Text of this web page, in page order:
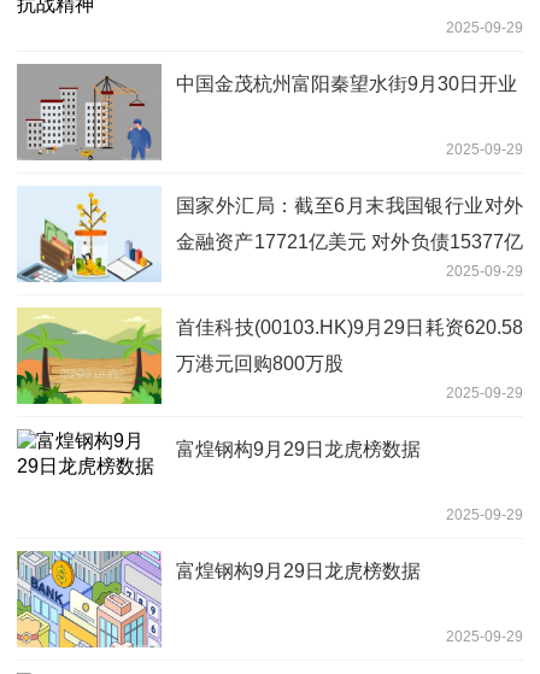
2025-09-29
中国金茂杭州富阳秦望水街9月30日开业
2025-09-29
国家外汇局：截至6月末我国银行业对外
金融资产17721亿美元 对外负债15377亿
2025-09-29
首佳科技(00103.HK)9月29日耗资620.58
万港元回购800万股
2025-09-29
富煌钢构9月29日龙虎榜数据
2025-09-29
富煌钢构9月29日龙虎榜数据
2025-09-29